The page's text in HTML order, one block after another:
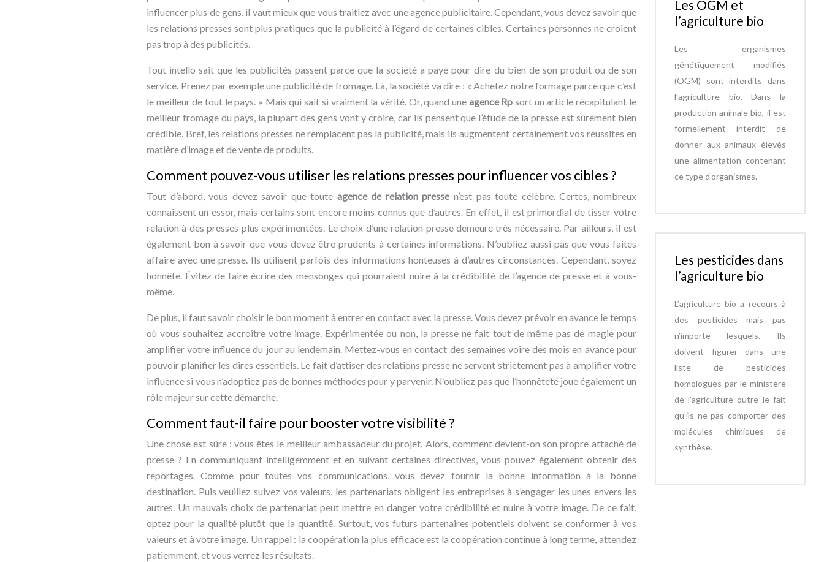
influencer plus de gens, il vaut mieux que vous traitiez avec une agence publicitaire. Cependant, vous devez savoir que
les relations presses sont plus pratiques que la publicité à l’égard de certaines cibles. Certaines personnes ne croient
pas trop à des publicités.
Tout intello sait que les publicités passent parce que la société a payé pour dire du bien de son produit ou de son
service. Prenez par exemple une publicité de fromage. Là, la société va dire : « Achetez notre formage parce que c’est
le meilleur de tout le pays. » Mais qui sait si vraiment la vérité. Or, quand une agence Rpsort un article récapitulant le
meilleur fromage du pays, la plupart des gens vont y croire, car ils pensent que l’étude de la presse est sûrement bien
crédible. Bref, les relations presses ne remplacent pas la publicité, mais ils augmentent certainement vos réussites en
matière d’image et de vente de produits.
Comment pouvez-vous utiliser les relations presses pour influencer vos cibles ?
Tout d’abord, vous devez savoir que toute agence de relation pressen’est pas toute célèbre. Certes, nombreux
connaissent un essor, mais certains sont encore moins connus que d’autres. En effet, il est primordial de tisser votre
relation à des presses plus expérimentées. Le choix d’une relation presse demeure très nécessaire. Par ailleurs, il est
également bon à savoir que vous devez être prudents à certaines informations. N’oubliez aussi pas que vous faites
affaire avec une presse. Ils utilisent parfois des informations honteuses à d’autres circonstances. Cependant, soyez
honnête. Évitez de faire écrire des mensonges qui pourraient nuire à la crédibilité de l’agence de presse et à vous-
même.
De plus, il faut savoir choisir le bon moment à entrer en contact avec la presse. Vous devez prévoir en avance le temps
où vous souhaitez accroître votre image. Expérimentée ou non, la presse ne fait tout de même pas de magie pour
amplifier votre influence du jour au lendemain. Mettez-vous en contact des semaines voire des mois en avance pour
pouvoir planifier les dires essentiels. Le fait d’attiser des relations presse ne servent strictement pas à amplifier votre
influence si vous n’adoptiez pas de bonnes méthodes pour y parvenir. N’oubliez pas que l’honnêteté joue également un
rôle majeur sur cette démarche.
Comment faut-il faire pour booster votre visibilité ?
Une chose est sûre : vous êtes le meilleur ambassadeur du projet. Alors, comment devient-on son propre attaché de
presse ? En communiquant intelligemment et en suivant certaines directives, vous pouvez également obtenir des
reportages. Comme pour toutes vos communications, vous devez fournir la bonne information à la bonne
destination. Puis veuillez suivez vos valeurs, les partenariats obligent les entreprises à s’engager les unes envers les
autres. Un mauvais choix de partenariat peut mettre en danger votre crédibilité et nuire à votre image. De ce fait,
optez pour la qualité plutôt que la quantité. Surtout, vos futurs partenaires potentiels doivent se conformer à vos
valeurs et à votre image. Un rappel : la coopération la plus efficace est la coopération continue à long terme, attendez
patiemment, et vous verrez les résultats.
Les OGM et
l’agriculture bio
Les organismes
génétiquement modifiés
(OGM) sont interdits dans
l’agriculture bio. Dans la
production animale bio, il est
formellement interdit de
donner aux animaux élevés
une alimentation contenant
ce type d’organismes.
Les pesticides dans
l’agriculture bio
L’agriculture bio a recours à
des pesticides mais pas
n’importe lesquels. Ils
doivent figurer dans une
liste de pesticides
homologués par le ministère
de l’agriculture outre le fait
qu’ils ne pas comporter des
molécules chimiques de
synthèse.